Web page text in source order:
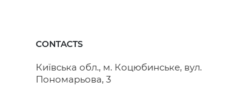
CONTACTS
Київська обл., м. Коцюбинське, вул.
Пономарьова, 3